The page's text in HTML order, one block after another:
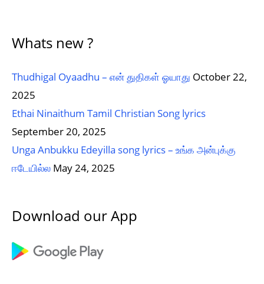
Whats new ?
Thudhigal Oyaadhu – என் துதிகள் ஓயாது October 22,
2025
Ethai Ninaithum Tamil Christian Song lyrics
September 20, 2025
Unga Anbukku Edeyilla song lyrics – உங்க அன்புக்கு
ஈடேயில்ல May 24, 2025
Download our App